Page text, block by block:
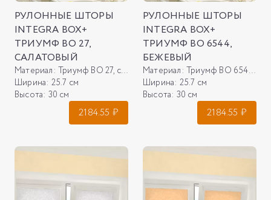
РУЛОННЫЕ ШТОРЫ
INTEGRA BOX+
ТРИУМФ ВО 27,
САЛАТОВЫЙ
Материал: Триумф ВО 27, салатовый
Ширина: 25.7 см
Высота: 30 см
2184.55 ₽
РУЛОННЫЕ ШТОРЫ
INTEGRA BOX+
ТРИУМФ ВО 6544,
БЕЖЕВЫЙ
Материал: Триумф ВО 6544, бежевый
Ширина: 25.7 см
Высота: 30 см
2184.55 ₽